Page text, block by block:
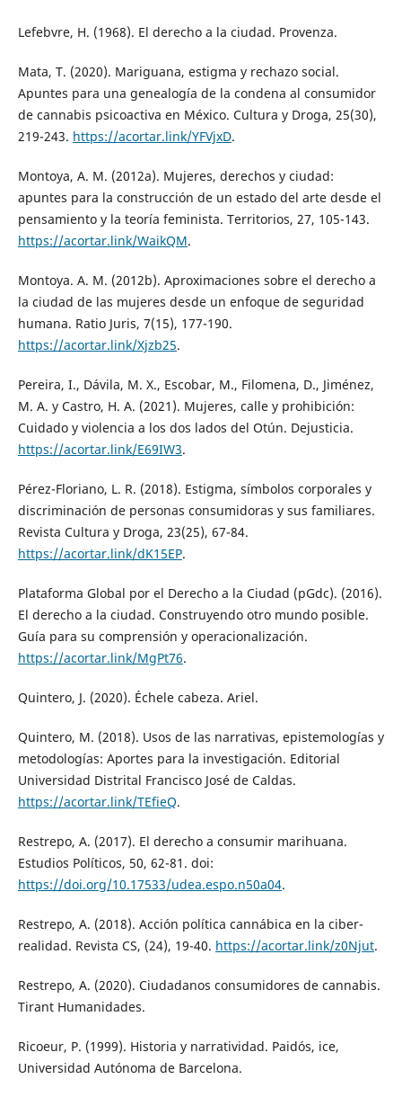
Lefebvre, H. (1968). El derecho a la ciudad. Provenza.
Mata, T. (2020). Mariguana, estigma y rechazo social.
Apuntes para una genealogía de la condena al consumidor
de cannabis psicoactiva en México. Cultura y Droga, 25(30),
219-243. https://acortar.link/YFVjxD.
Montoya, A. M. (2012a). Mujeres, derechos y ciudad:
apuntes para la construcción de un estado del arte desde el
pensamiento y la teoría feminista. Territorios, 27, 105-143.
https://acortar.link/WaikQM.
Montoya. A. M. (2012b). Aproximaciones sobre el derecho a
la ciudad de las mujeres desde un enfoque de seguridad
humana. Ratio Juris, 7(15), 177-190.
https://acortar.link/Xjzb25.
Pereira, I., Dávila, M. X., Escobar, M., Filomena, D., Jiménez,
M. A. y Castro, H. A. (2021). Mujeres, calle y prohibición:
Cuidado y violencia a los dos lados del Otún. Dejusticia.
https://acortar.link/E69IW3.
Pérez-Floriano, L. R. (2018). Estigma, símbolos corporales y
discriminación de personas consumidoras y sus familiares.
Revista Cultura y Droga, 23(25), 67-84.
https://acortar.link/dK15EP.
Plataforma Global por el Derecho a la Ciudad (pGdc). (2016).
El derecho a la ciudad. Construyendo otro mundo posible.
Guía para su comprensión y operacionalización.
https://acortar.link/MgPt76.
Quintero, J. (2020). Échele cabeza. Ariel.
Quintero, M. (2018). Usos de las narrativas, epistemologías y
metodologías: Aportes para la investigación. Editorial
Universidad Distrital Francisco José de Caldas.
https://acortar.link/TEfieQ.
Restrepo, A. (2017). El derecho a consumir marihuana.
Estudios Políticos, 50, 62-81. doi:
https://doi.org/10.17533/udea.espo.n50a04.
Restrepo, A. (2018). Acción política cannábica en la ciber-
realidad. Revista CS, (24), 19-40. https://acortar.link/z0Njut.
Restrepo, A. (2020). Ciudadanos consumidores de cannabis.
Tirant Humanidades.
Ricoeur, P. (1999). Historia y narratividad. Paidós, ice,
Universidad Autónoma de Barcelona.